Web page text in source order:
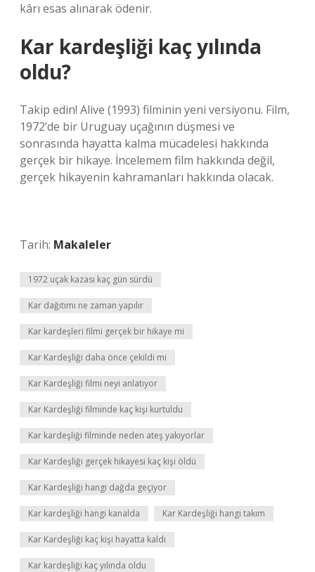
kârı esas alınarak ödenir.
Kar kardeşliği kaç yılında
oldu?
Takip edin! Alive (1993) filminin yeni versiyonu. Film,
1972’de bir Uruguay uçağının düşmesi ve
sonrasında hayatta kalma mücadelesi hakkında
gerçek bir hikaye. İncelemem film hakkında değil,
gerçek hikayenin kahramanları hakkında olacak.
Tarih: Makaleler
1972 uçak kazası kaç gün sürdü
Kar dağıtımı ne zaman yapılır
Kar kardeşleri filmi gerçek bir hikaye mi
Kar Kardeşliği daha önce çekildi mi
Kar Kardeşliği filmi neyi anlatıyor
Kar Kardeşliği filminde kaç kişi kurtuldu
Kar kardeşliği filminde neden ateş yakıyorlar
Kar Kardeşliği gerçek hikayesi kaç kişi öldü
Kar Kardeşliği hangi dağda geçiyor
Kar kardeşliği hangi kanalda Kar Kardeşliği hangi takım
Kar Kardeşliği kaç kişi hayatta kaldı
Kar kardeşliği kaç yılında oldu